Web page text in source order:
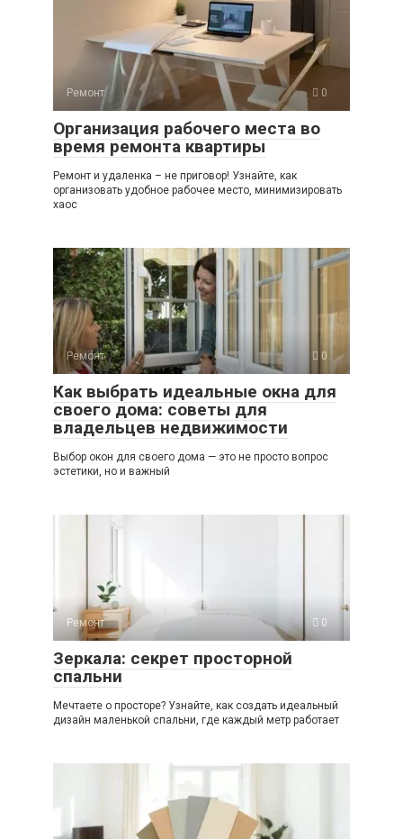
Ремонт 0
Организация рабочего места во
время ремонта квартиры
Ремонт и удаленка – не приговор! Узнайте, как
организовать удобное рабочее место, минимизировать
хаос
Ремонт 0
Как выбрать идеальные окна для
своего дома: советы для
владельцев недвижимости
Выбор окон для своего дома — это не просто вопрос
эстетики, но и важный
Ремонт 0
Зеркала: секрет просторной
спальни
Мечтаете о просторе? Узнайте, как создать идеальный
дизайн маленькой спальни, где каждый метр работает